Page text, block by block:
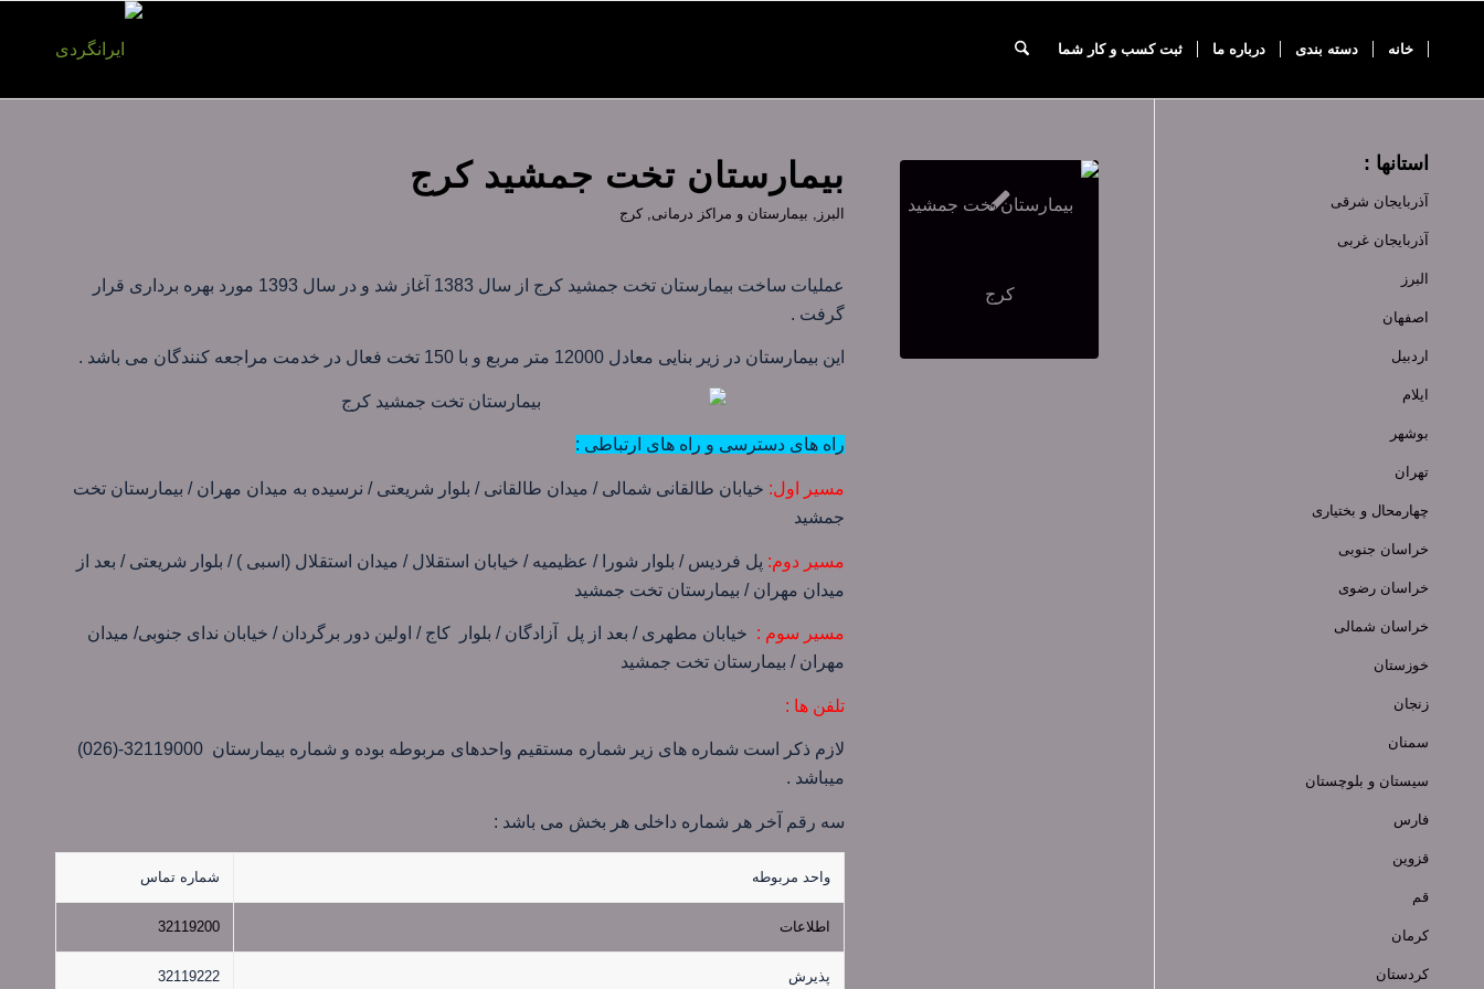
خانه دسته بندی درباره ما ثبت کسب و کار شما
بیمارستان تخت جمشید کرج
البرز , بیمارستان و مراکز درمانی,کرج
عملیات ساخت بیمارستان تخت جمشید کرج از سال 1383 آغاز شد و در سال 1393 مورد بهره برداری قرار
گرفت .
این بیمارستان در زیر بنایی معادل 12000 متر مربع و با 150 تخت فعال در خدمت مراجعه کنندگان می باشد .
راه های دسترسی و راه های ارتباطی :
مسیر اول: خیابان طالقانی شمالی / میدان طالقانی / بلوار شریعتی / نرسیده به میدان مهران / بیمارستان تخت
جمشید
مسیر دوم: پل فردیس / بلوار شورا / عظیمیه / خیابان استقلال / میدان استقلال (اسبی ) / بلوار شریعتی / بعد از
میدان مهران / بیمارستان تخت جمشید
مسیر سوم : خیابان مطهری / بعد از پل آزادگان / بلوار کاج / اولین دور برگردان / خیابان ندای جنوبی/ میدان
مهران / بیمارستان تخت جمشید
تلفن ها :
لازم ذکر است شماره های زیر شماره مستقیم واحدهای مربوطه بوده و شماره بیمارستان 32119000-(026)
میباشد .
سه رقم آخر هر شماره داخلی هر بخش می باشد :
واحد مربوطه شماره تماس
اطلاعات 32119200
پذیرش 32119222
استانها :
آذربایجان شرقی
آذربایجان غربی
البرز
اصفهان
اردبیل
ایلام
بوشهر
تهران
چهارمحال و بختیاری
خراسان جنوبی
خراسان رضوی
خراسان شمالی
خوزستان
زنجان
سمنان
سیستان و بلوچستان
فارس
قزوین
قم
کرمان
کردستان